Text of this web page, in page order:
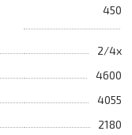
450
2/4x
4600
4055
2180